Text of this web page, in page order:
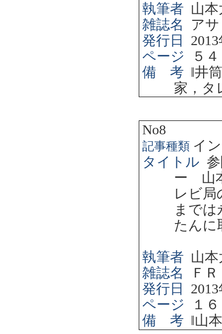
執筆者 山
雑誌名
ア
発行日
2013
ページ
５
備 考 ‖井
家，タ
No8
記事種類 イ
タイトル
ー 山
レビ
まで
たん
執筆者 山
雑誌名
Ｆ
発行日
2013
ページ
１
備 考 ‖山